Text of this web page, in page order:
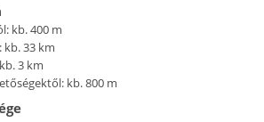
kb. 400 m
33 km
3 km
kb. 800 m